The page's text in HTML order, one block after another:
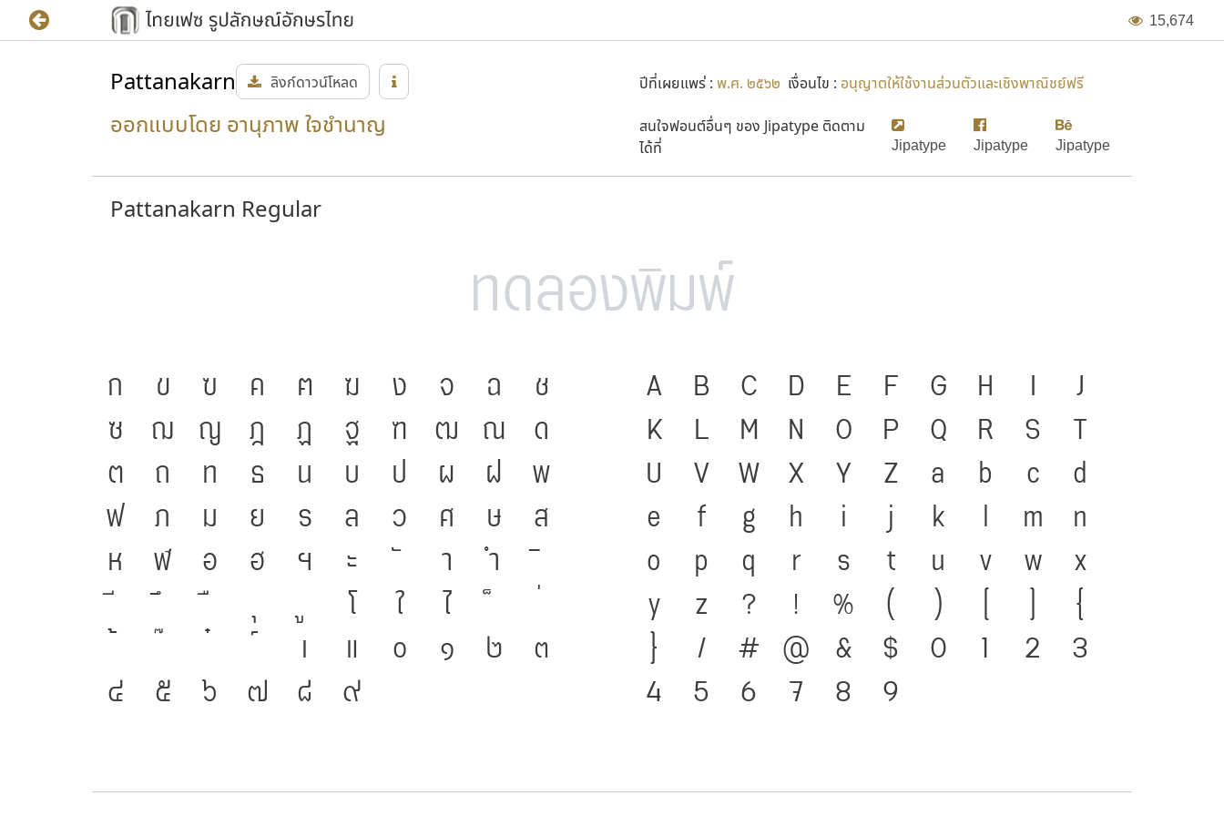
15,674
Pattanakarn ลิงก์ดาวน์โหลด ปีที่เผยแพร่ : พ.ศ. ๒๕๖๒ เงื่อนไข : อนุญาตให้ใช้งานส่วนตัวและเชิงพาณิชย์ฟรี
ออกแบบโดย อานุภาพ ใจชำนาญ
สนใจฟอนต์อื่นๆ ของ Jipatype ติดตาม
ได้ที่
Jipatype Jipatype Jipatype
Pattanakarn Regular
ก ข ฃ ค ฅ ฆ ง จ ฉ
ช
ซ ฌ ญ ฎ ฏ ฐ ฑ ฒ ณ ด
ต
ถ ท ธ น บ ป ผ ฝ
พ
ฟ
ภ ม ย ร ล ว ศ ษ
ส
ห
ฬ อ ฮ ฯ ะ า
ำ
โ
ใ
ไ
เ
แ ๐ ๑ ๒
๓
๔
๕ ๖ ๗ ๘ ๙
A B C D E F G H I
J
K
L M N O P Q R S
T
U
V W X Y Z a b c
d
e
f g h i j k l m
n
o
p q r s t u v w
x
y
z ? ! % ( ) [ ]
{
}
/ # @ & $ 0 1 2
3
4
5 6 7 8 9
ภาษา คือ เครื่องมือสำคัญที่ทำให้ความเป็นชาติ
ดำรงอยู่ได้ ภาษา คือ สะพานเชื่อมตัวตนของ
ชนชาติ จากอดีตสู่ปัจจุบัน ตัวพิมพ์ คือ เครื่อง
มือสำคัญที่ทำให้ภาษาดำรงอยู่ได้ แบบตัวพิมพ์ที่
พัฒนาทันกระแสการเปลี่ยนแปลง คือ
โครงสร้างแกร่งของสะพานที่เชื่อมตัวตนของ
ชาติ จากปัจจุบันสู่อนาคต